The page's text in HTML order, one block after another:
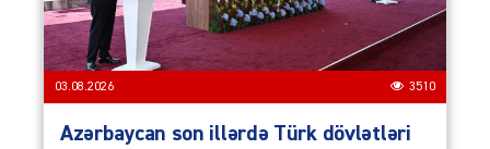
03.08.2026 3510
Azərbaycan son illərdə Türk dövlətləri